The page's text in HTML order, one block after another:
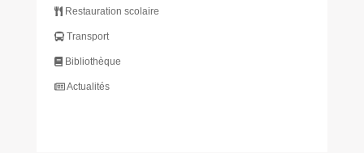
Restauration scolaire
Transport
Bibliothèque
Actualités